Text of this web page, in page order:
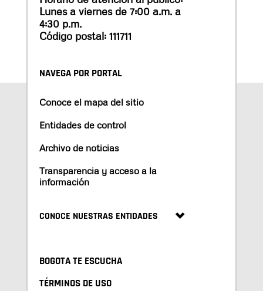
Lunes a viernes de 7:00 a.m. a
4:30 p.m.
Código postal: 111711
NAVEGA POR PORTAL
Conoce el mapa del sitio
Entidades de control
Archivo de noticias
Transparencia y acceso a la
información
CONOCE NUESTRAS ENTIDADES
BOGOTA TE ESCUCHA
TÉRMINOS DE USO